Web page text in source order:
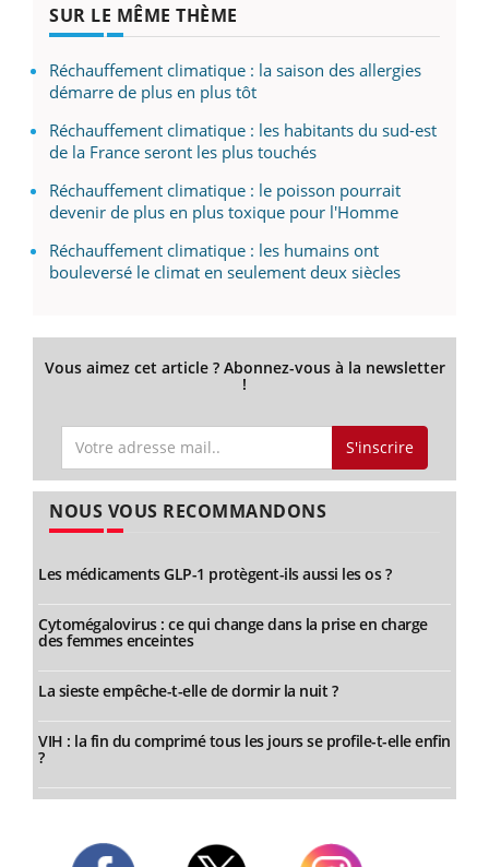
SUR LE MÊME THÈME
Réchauffement climatique : la saison des allergies
démarre de plus en plus tôt
Réchauffement climatique : les habitants du sud-est
de la France seront les plus touchés
Réchauffement climatique : le poisson pourrait
devenir de plus en plus toxique pour l'Homme
Réchauffement climatique : les humains ont
bouleversé le climat en seulement deux siècles
Vous aimez cet article ? Abonnez-vous à la newsletter
!
S'inscrire
NOUS VOUS RECOMMANDONS
Les médicaments GLP-1 protègent-ils aussi les os ?
Cytomégalovirus : ce qui change dans la prise en charge
des femmes enceintes
La sieste empêche-t-elle de dormir la nuit ?
VIH : la fin du comprimé tous les jours se profile-t-elle enfin
?